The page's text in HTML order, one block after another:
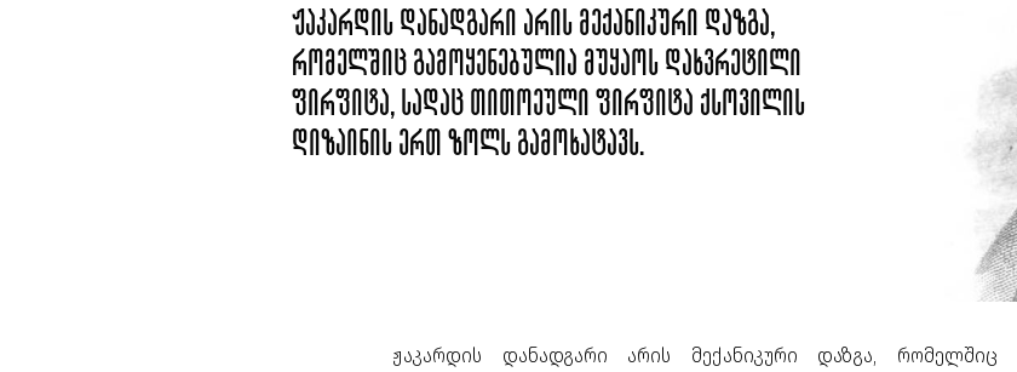
ჟაკარდის დანადგარი არის მექანიკური დაზგა,
რომელშიც გამოყენებულია მუყაოს დახვრეტილი
ფირფიტა, სადაც თითოეული ფირფიტა ქსოვილის
დიზაინის ერთ ზოლს გამოხატავს.
ჟაკარდის დანადგარი არის მექანიკური დაზგა, რომელშიც